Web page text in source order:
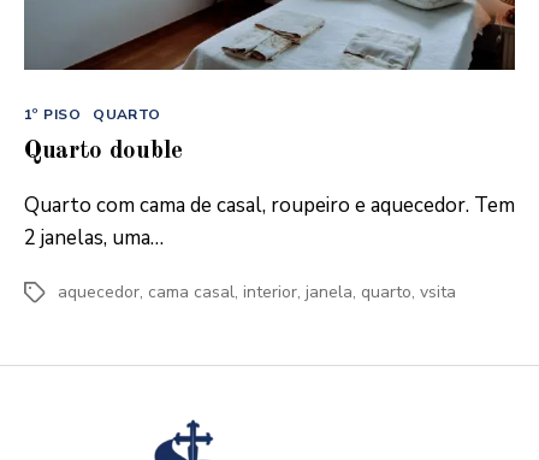
Categorias
1º PISO QUARTO
Quarto double
Quarto com cama de casal, roupeiro e aquecedor. Tem
2 janelas, uma…
Etiquetasaquecedor, cama casal, interior, janela, quarto, vsita